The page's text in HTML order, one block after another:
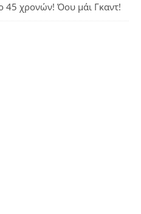
45 χρονών! Όου μάι Γκαντ!